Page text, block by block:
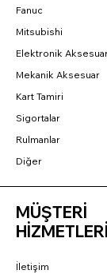
Fanuc
Mitsubishi
Elektronik
Mekanik Aksesuar
Kart Tamiri
Sigortalar
Rulmanlar
Diğer
MÜŞTERİ
HİZMETLERİ
İletişim